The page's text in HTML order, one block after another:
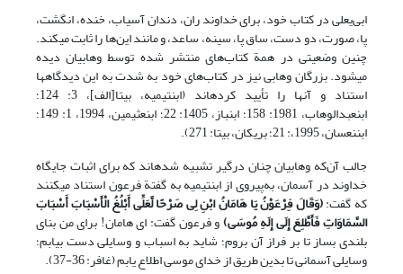
ابی‌یعلی در کتاب خود، برای خداوند ران، دندان آسیاب، خنده، انگشت،
پا، صورت، دو دست، ساق پا، سینه، ساعد، و مانند این‌ها را ثابت می‏کند.
چنین وضعیتی در همة ‌کتاب‌های منتشر شده توسط وهابیان دیده
می‏شود. بزرگان وهابی نیز در کتاب‌های خود به ‌شدت به این دیدگاه‏ها
استناد و آنها را تأیید کرده‏اند (ابن‏تیمیه، بی‏تا[الف]، 3: 124؛
ابن‏عبدالوهاب، 1981: 158؛ ابن‏باز، 1405: 22؛ ابن‏عثیمین، 1994، 1: 149؛
ابن‏نعسان، 1995،: 21؛ بریکان، بی‏تا: 271).
جالب آن‌که وهابیان چنان درگیر تشبیه شده‏اند که برای اثبات جایگاه
خداوند در آسمان، به‌پیروی از ابن‏تیمیه به گفتة فرعون استناد می‏کنند
که گفت:(وَقَالَ فِرْعَوْنُ یَا هَامَانُ ابْنِ لِی صَرْحًا لَّعَلِّی أَبْلُغُ الْأَسْبَابَ أَسْبَابَ
السَّمَاوَاتِ فَأَطَّلِعَ إِلَى إِلَهِ مُوسَى)و فرعون گفت: ای هامان! برای من بنای
بلندی بساز تا بر فراز آن بروم؛ شاید به اسباب و وسایلی دست بیابم؛
وسایلی آسمانی تا بدین طریق از خدای موسی اطلاع یابم (غافر: 36-37).